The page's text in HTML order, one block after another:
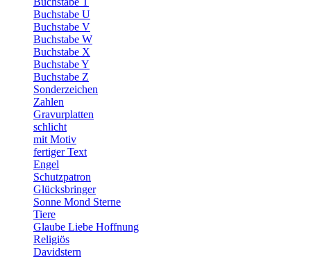
Buchstabe U
Buchstabe V
Buchstabe W
Buchstabe X
Buchstabe Y
Buchstabe Z
Sonderzeichen
Zahlen
Gravurplatten
schlicht
mit Motiv
fertiger Text
Engel
Schutzpatron
Glücksbringer
Sonne Mond Sterne
Tiere
Glaube Liebe Hoffnung
Religiös
Davidstern